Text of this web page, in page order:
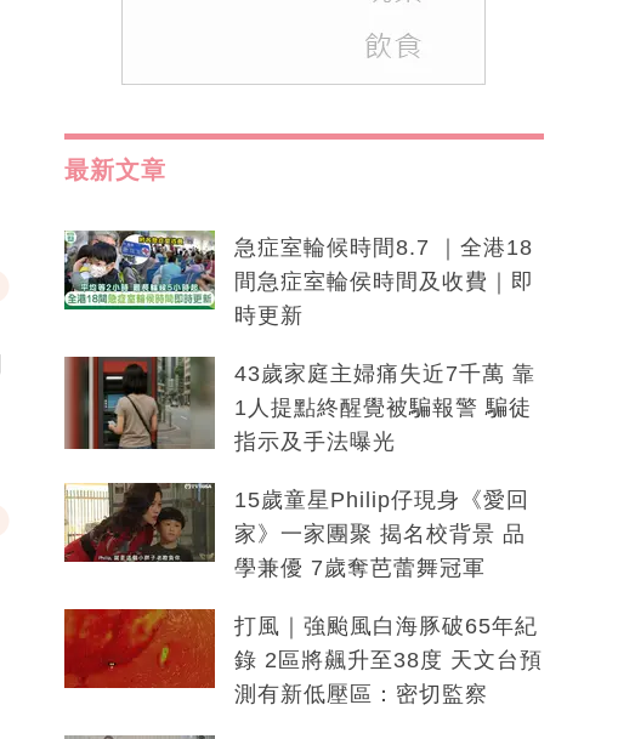
最新文章
急症室輪候時間8.7 ｜全港18
間急症室輪侯時間及收費｜即
時更新
43歲家庭主婦痛失近7千萬 靠
1人提點終醒覺被騙報警 騙徒
指示及手法曝光
15歲童星Philip仔現身《愛回
家》一家團聚 揭名校背景 品
學兼優 7歲奪芭蕾舞冠軍
打風｜強颱風白海豚破65年紀
錄 2區將飆升至38度 天文台預
測有新低壓區：密切監察